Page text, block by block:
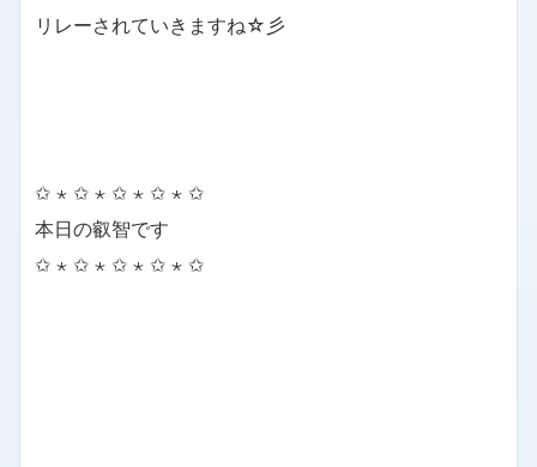
リレーされていきますね☆彡
✩ ⋆ ✩ ⋆ ✩ ⋆ ✩ ⋆ ✩
本日の叡智です
✩ ⋆ ✩ ⋆ ✩ ⋆ ✩ ⋆ ✩